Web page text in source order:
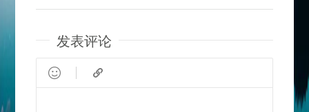
发表评论
 